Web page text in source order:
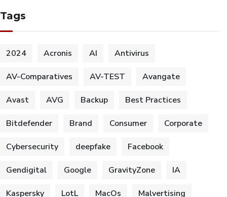
Tags
2024 Acronis AI Antivirus
AV-Comparatives AV-TEST Avangate
Avast AVG Backup Best Practices
Bitdefender Brand Consumer Corporate
Cybersecurity deepfake Facebook
Gendigital Google GravityZone IA
Kaspersky LotL MacOs Malvertising